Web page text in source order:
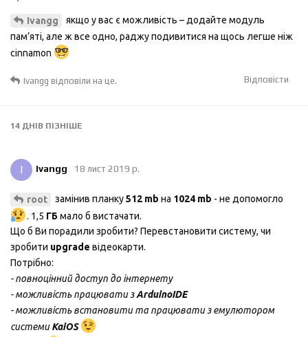
Ivangg
якщо у вас є можливість – додайте модуль
пам’яті, але ж все одно, раджу подивитися на щось легше ніж
cinnamon
Відповісти
Ivangg відповіли на це.
14 ДНІВ ПІЗНІШЕ
I Ivangg 18 лист 2019 р.
root замінив планку512 mb на 1024 mb - не допомогло
. 1,5 ГБмало б вистачати.
Що б Ви порадили зробити? Перевстановити систему, чи
зробити upgrade відеокарти.
Потрібно:
- повноцінний доступ до інтернету
- можливість працювати зArduinoIDE
- можливість встановити та працювати з емулютором
системиKaiOS